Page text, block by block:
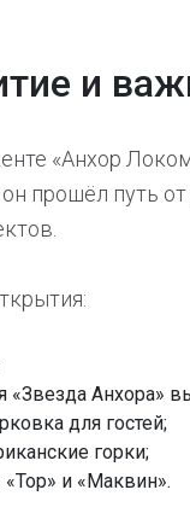
и
«Анхор
прошёл путь
«Звезда Анхора»
для гостей;
горки;
и «Маквин».